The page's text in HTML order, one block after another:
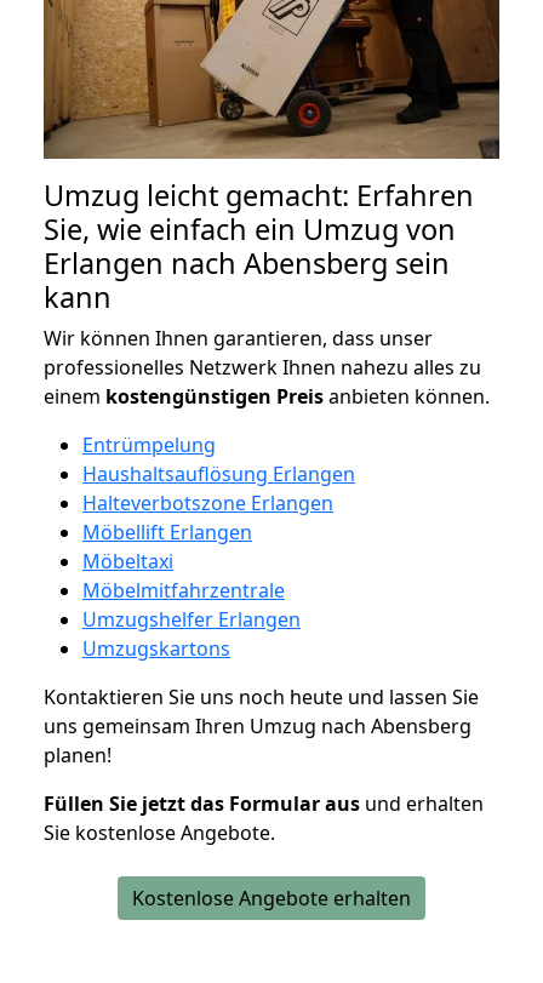
Umzug leicht gemacht: Erfahren
Sie, wie einfach ein Umzug von
Erlangen nach Abensberg sein
kann
Wir können Ihnen garantieren, dass unser
professionelles Netzwerk Ihnen nahezu alles zu
einem kostengünstigen Preisanbieten können.
Entrümpelung
Haushaltsauflösung Erlangen
Halteverbotszone Erlangen
Möbellift Erlangen
Möbeltaxi
Möbelmitfahrzentrale
Umzugshelfer Erlangen
Umzugskartons
Kontaktieren Sie uns noch heute und lassen Sie
uns gemeinsam Ihren Umzug nach Abensberg
planen!
Füllen Sie jetzt das Formular aus und erhalten
Sie kostenlose Angebote.
Kostenlose Angebote erhalten